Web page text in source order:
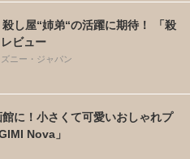
し屋“姉弟“の活躍に期待！ 「殺
ビュー
ニー・ジャパン
に！小さくて可愛いおしゃれプ
Nova」